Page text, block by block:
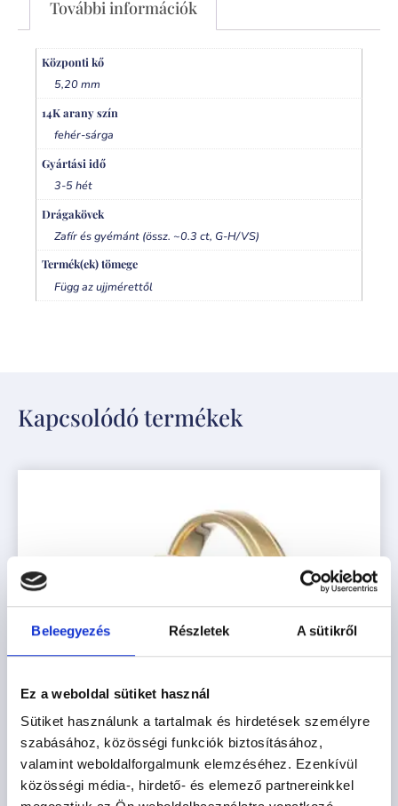
Beleegyezés Részletek A sütikről
Ez a weboldal sütiket használ
Sütiket használunk a tartalmak és hirdetések személyre
szabásához, közösségi funkciók biztosításához,
valamint weboldalforgalmunk elemzéséhez. Ezenkívül
közösségi média-, hirdető- és elemező partnereinkkel
További információk
Központi kő
5,20 mm
14K arany szín
fehér-sárga
Gyártási idő
3-5 hét
Drágakövek
Zafír és gyémánt (össz. ~0.3 ct, G-H/VS)
Termék(ek) tömege
Függ az ujjmérettől
Kapcsolódó termékek